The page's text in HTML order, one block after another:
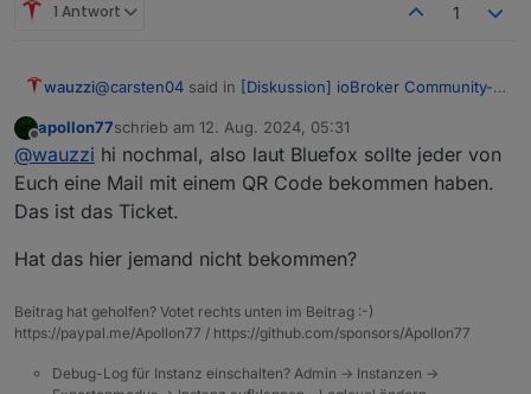
1 Antwort 1
wauzzi@carsten04 said in [Diskussion] ioBroker Community-
@thomas-braunSpam war es nicht.
@
apollon77
Kannst Du mal schauen was da schief
gegangen ist?
Email mit Ticket hat wohl noch einen Umweg
Hallo Orga Team,
Ordner war auch nichts zu finden.
ist ?
Paypal Transaktionsvode: Transaktionscode
Viele Grüße,
apollon77schrieb am 12. Aug. 2024, 05:31
zuletzt editiert von
@wauzzi hi nochmal, also laut Bluefox sollte jeder von
Euch eine Mail mit einem QR Code bekommen haben.
Das ist das Ticket.
Hat das hier jemand nicht bekommen?
Beitrag hat geholfen? Votet rechts unten im Beitrag :-)
https://paypal.me/Apollon77 / https://github.com/sponsors/Apollon77
Debug-Log für Instanz einschalten? Admin -> Instanzen ->